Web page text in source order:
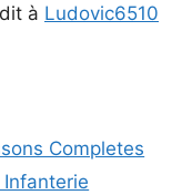
à Ludovic6510
Completes